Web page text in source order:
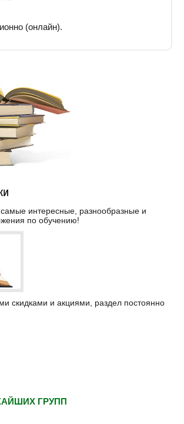
(онлайн).
интересные, разнообразные и
по обучению!
скидками и акциями, раздел постоянно
ГРУПП